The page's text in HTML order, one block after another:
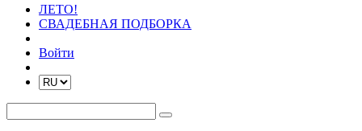
ЛЕТО!
СВАДЕБНАЯ ПОДБОРКА
Войти